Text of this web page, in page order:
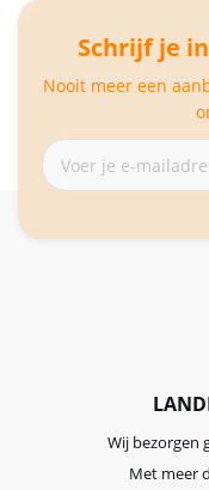
Schrijf je
Nooit meer een
Abonneer
je
Wij bezorgen
Met meer